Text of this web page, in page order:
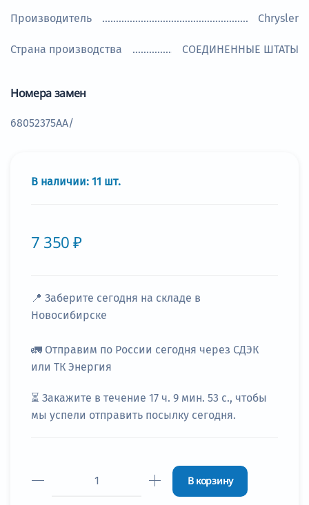
Производитель Chrysler
Страна производства СОЕДИНЕННЫЕ ШТАТЫ
Номера замен
68052375AA/
В наличии: 11 шт.
7 350 ₽
📍 Заберите сегодня на складе в
Новосибирске
🚛 Отправим по России сегодня через СДЭК
или ТК Энергия
⏳ Закажите в течение 17 ч. 9 мин. 52 с., чтобы
мы успели отправить посылку сегодня.
В корзину